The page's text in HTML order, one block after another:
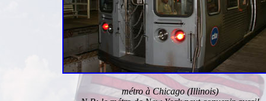
métro à Chicago (Illinois)